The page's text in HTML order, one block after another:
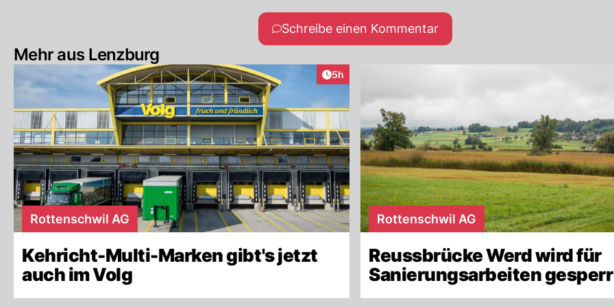
Schreibe einen Kommentar
Mehr aus Lenzburg
Artikel veröffentlicht:
5h
Rottenschwil AG
Kehricht-Multi-Marken gibt's jetzt
auch im Volg
Rottenschwil AG
Reussbrücke Werd wird für
Sanierungsarbeiten